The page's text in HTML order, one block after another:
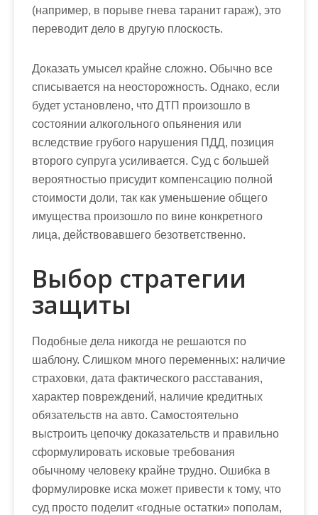
(например, в порыве гнева таранит гараж), это
переводит дело в другую плоскость.
Доказать умысел крайне сложно. Обычно все
списывается на неосторожность. Однако, если
будет установлено, что ДТП произошло в
состоянии алкогольного опьянения или
вследствие грубого нарушения ПДД, позиция
второго супруга усиливается. Суд с большей
вероятностью присудит компенсацию полной
стоимости доли, так как уменьшение общего
имущества произошло по вине конкретного
лица, действовавшего безответственно.
Выбор стратегии
защиты
Подобные дела никогда не решаются по
шаблону. Слишком много переменных: наличие
страховки, дата фактического расставания,
характер повреждений, наличие кредитных
обязательств на авто. Самостоятельно
выстроить цепочку доказательств и правильно
сформулировать исковые требования
обычному человеку крайне трудно. Ошибка в
формулировке иска может привести к тому, что
суд просто поделит «годные остатки» пополам,